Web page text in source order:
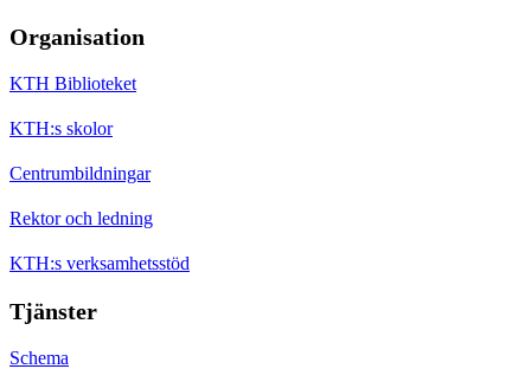
Organisation
KTH Biblioteket
KTH:s skolor
Centrumbildningar
Rektor och ledning
KTH:s verksamhetsstöd
Tjänster
Schema